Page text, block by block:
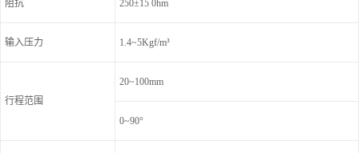
阻抗 250±15 0hm
输入压力 1.4~5Kgf/m³
行程范围
20~100mm
0~90°